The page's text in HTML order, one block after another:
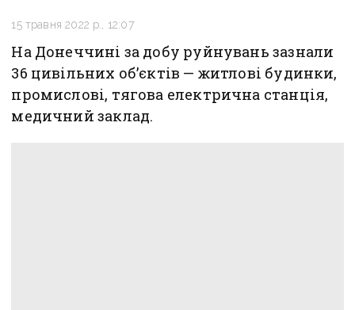
15 травня 2022 р., 12:07
На Донеччині за добу руйнувань зазнали
36 цивільних об’єктів — житлові будинки,
промислові, тягова електрична станція,
медичний заклад.